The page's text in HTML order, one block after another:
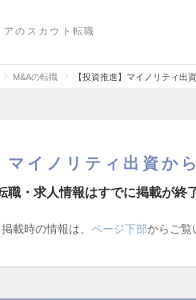
アのスカウト転職
M&Aの転職 【投資推進】マイノリティ出
マイノリティ出資か
職・求人情報はすでに掲載が終
掲載時の情報は、 ページ下部からご覧